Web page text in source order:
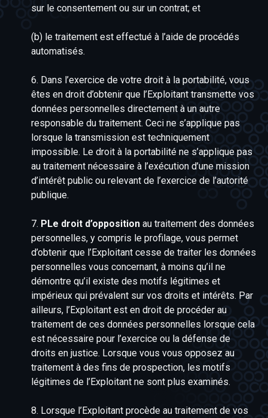
sur le consentement ou sur un contrat; et
(b) le traitement est effectué à l’aide de procédés
automatisés.
6. Dans l’exercice de votre droit à la portabilité, vous
êtes en droit d’obtenir que l’Exploitant transmette vos
données personnelles directement à un autre
responsable du traitement. Ceci ne s’applique pas
lorsque la transmission est techniquement
impossible. Le droit à la portabilité ne s’applique pas
au traitement nécessaire à l’exécution d’une mission
d’intérêt public ou relevant de l’exercice de l’autorité
publique.
7. PLe droit d’opposition au traitement des données
personnelles, y compris le profilage, vous permet
d’obtenir que l’Exploitant cesse de traiter les données
personnelles vous concernant, à moins qu’il ne
démontre qu’il existe des motifs légitimes et
impérieux qui prévalent sur vos droits et intérêts. Par
ailleurs, l’Exploitant est en droit de procéder au
traitement de ces données personnelles lorsque cela
est nécessaire pour l’exercice ou la défense de
droits en justice. Lorsque vous vous opposez au
traitement à des fins de prospection, les motifs
légitimes de l’Exploitant ne sont plus examinés.
8. Lorsque l’Exploitant procède au traitement de vos